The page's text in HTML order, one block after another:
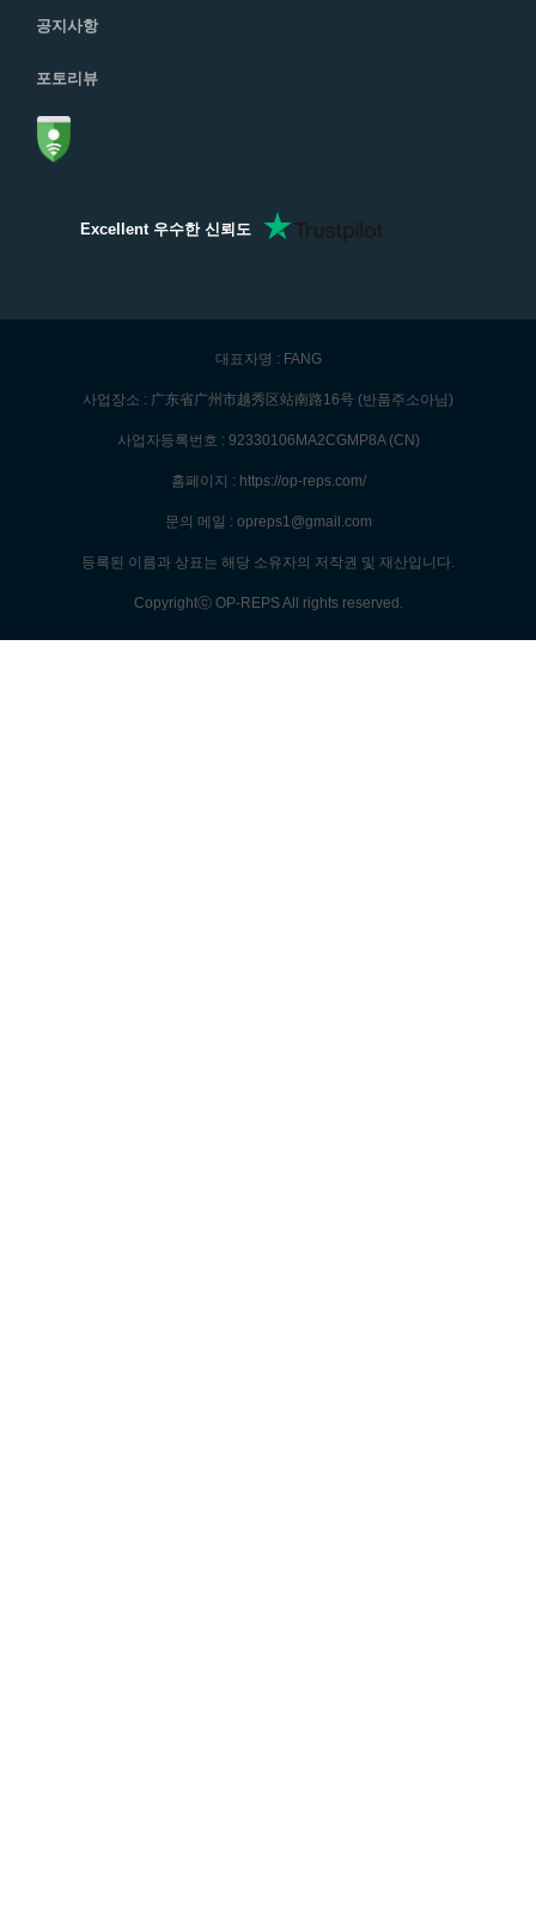
공지사항
포토리뷰
Excellent 우수한 신뢰도
대표자명 : FANG
사업장소 : 广东省广州市越秀区站南路16号 (반품주소아님)
사업자등록번호 : 92330106MA2CGMP8A (CN)
홈페이지 : https://op-reps.com/
문의 메일 : opreps1@gmail.com
등록된 이름과 상표는 해당 소유자의 저작권 및 재산입니다.
Copyrightⓒ OP-REPS All rights reserved.